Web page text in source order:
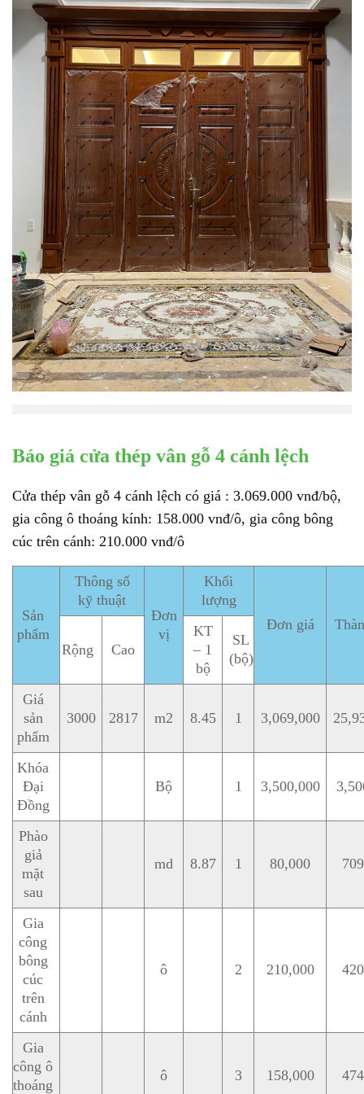
Báo giá cửa thép vân gỗ 4 cánh lệch
Cửa thép vân gỗ 4 cánh lệch có giá : 3.069.000 vnđ/bộ,
gia công ô thoáng kính: 158.000 vnđ/ô, gia công bông
cúc trên cánh: 210.000 vnđ/ô
Sản
phẩm
Thông số
kỹ thuật
Đơn
vị
Khối
lượng
Đơn giá
Rộng
Cao
KT
– 1
bộ
SL
(bộ)
Giá
sản
phẩm
3000 2817 m2 8.45 1 3,069,000
Khóa
Đại
Đồng
Bộ 1 3,500,000
Phào
giả
mặt
sau
md 8.87 1 80,000
Gia
công
bông
cúc
trên
cánh
ô 2 210,000
Gia
công ô
thoáng
ô 3 158,000